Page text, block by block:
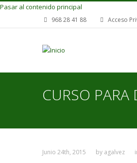
Pasar al contenido principal
968 28 41 88 Acceso
CURSO PARA
Junio 24th, 2015 by agalvez